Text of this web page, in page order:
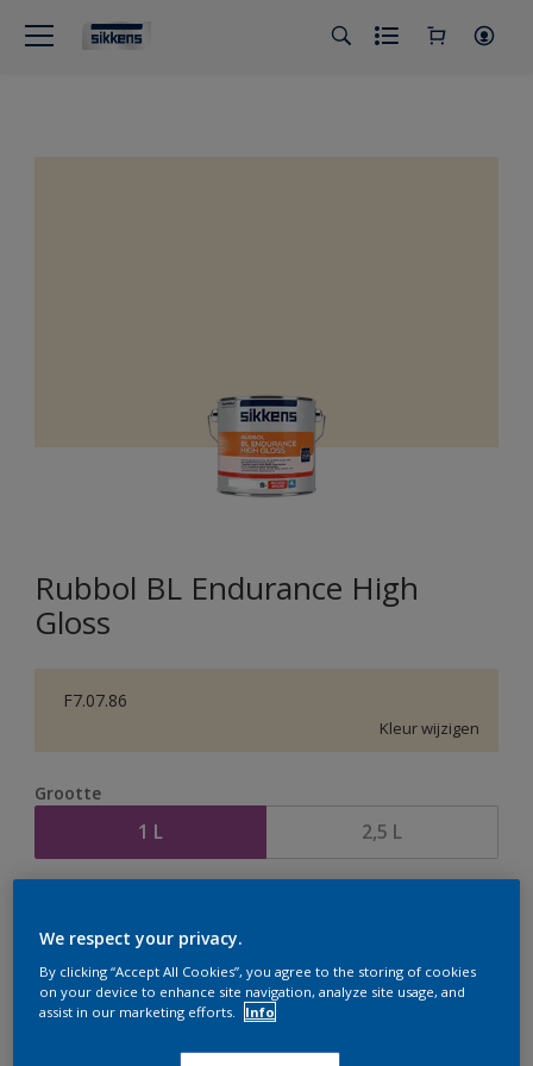
Rubbol BL Endurance High
Gloss
F7.07.86
Kleur wijzigen
Grootte
1 L 2,5 L
te bestellen. Houd de website in de gaten, we werken
We respect your privacy.
By clicking “Accept All Cookies”, you agree to the storing of cookies
on your device to enhance site navigation, analyze site usage, and
assist in our marketing efforts.
Info